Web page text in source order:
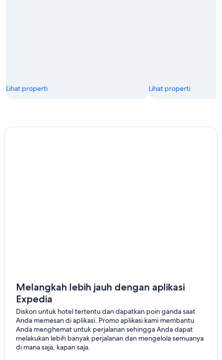
Lihat properti Lihat properti
Melangkah lebih jauh dengan aplikasi
Expedia
Diskon untuk hotel tertentu dan dapatkan poin ganda saat
Anda memesan di aplikasi. Promo aplikasi kami membantu
Anda menghemat untuk perjalanan sehingga Anda dapat
melakukan lebih banyak perjalanan dan mengelola semuanya
di mana saja, kapan saja.